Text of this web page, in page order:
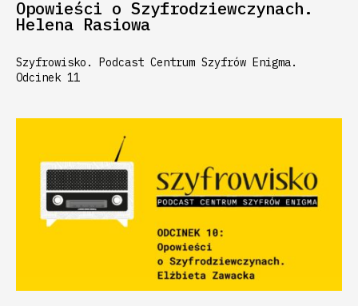
Opowieści o Szyfrodziewczynach.
Helena Rasiowa
Szyfrowisko. Podcast Centrum Szyfrów Enigma.
Odcinek 11